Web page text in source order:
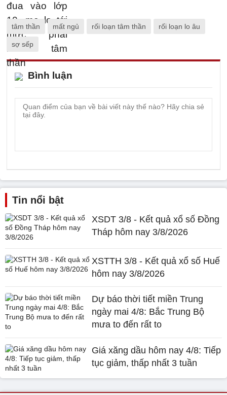
tâm thần mất ngủ rối loạn tâm thần rối loạn lo âu
sợ sếp
Bình luận
Tin nổi bật
XSDT 3/8 - Kết quả xổ số Đồng
Tháp hôm nay 3/8/2026
XSTTH 3/8 - Kết quả xổ số Huế
hôm nay 3/8/2026
Dự báo thời tiết miền Trung
ngày mai 4/8: Bắc Trung Bộ
mưa to đến rất to
Giá xăng dầu hôm nay 4/8: Tiếp
tục giảm, thấp nhất 3 tuần